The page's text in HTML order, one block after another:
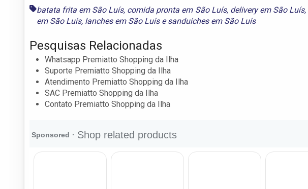
batata frita em São Luís, comida pronta em São Luís, delivery em São Luís,
em São Luís, lanches em São Luísesanduíches em São Luís
Pesquisas Relacionadas
Whatsapp Premiatto Shopping da Ilha
Suporte Premiatto Shopping da Ilha
Atendimento Premiatto Shopping da Ilha
SAC Premiatto Shopping da Ilha
Contato Premiatto Shopping da Ilha